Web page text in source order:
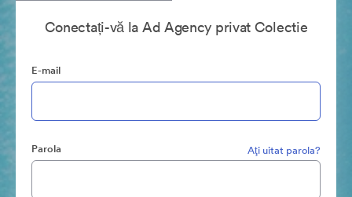
Conectați-vă la Ad Agency privat Colectie
E-mail
Parola Aţi uitat parola?